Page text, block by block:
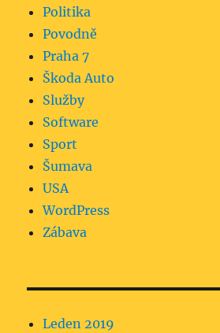
Politika
Povodně
Praha 7
Škoda Auto
Služby
Software
Sport
Šumava
USA
WordPress
Zábava
Leden 2019